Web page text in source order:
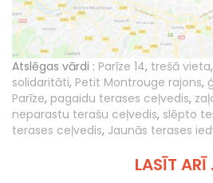
Atslēgas vārdi : Parīze 14, trešā vieta,
solidaritāti, Petit Montrouge rajons,
Parīze, pagaidu terases ceļvedis,
neparastu terašu ceļvedis, slēpto
terases ceļvedis, Jaunās terases
LASĪT ARĪ